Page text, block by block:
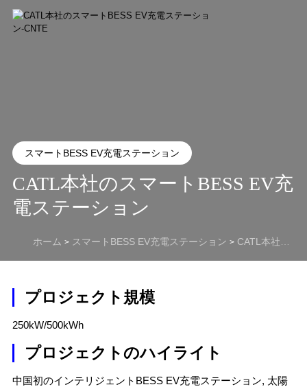
スマートBESS EV充電ステーション
CATL本社のスマートBESS EV充
電ステーション
ホーム > スマートBESS EV充電ステーション > CATL本社のスマートBESS EV充電ステーション
プロジェクト規模
250kW/500kWh
プロジェクトのハイライト
中国初のインテリジェントBESS EV充電ステーション, 太陽